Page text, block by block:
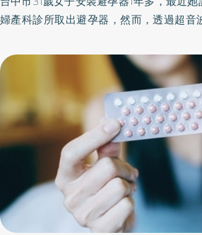
婦產科診所取出避孕器，然而，透過超音
鏡檢查，發現她的避孕器已穿出子宮外，
狀況。長安醫院婦產科醫師吳佩玲表示
影響胚胎著床成功率，日後懷孕將變得極